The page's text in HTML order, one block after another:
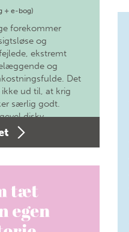
+ e-bog)
forekommer
og
ekstremt
og
Det
ikke ud til, at krig
særlig godt.
diskv…